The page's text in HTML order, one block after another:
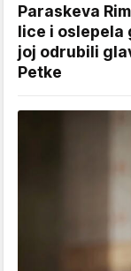
Paraskeva
lice i oslepela
joj odrubili
Petke